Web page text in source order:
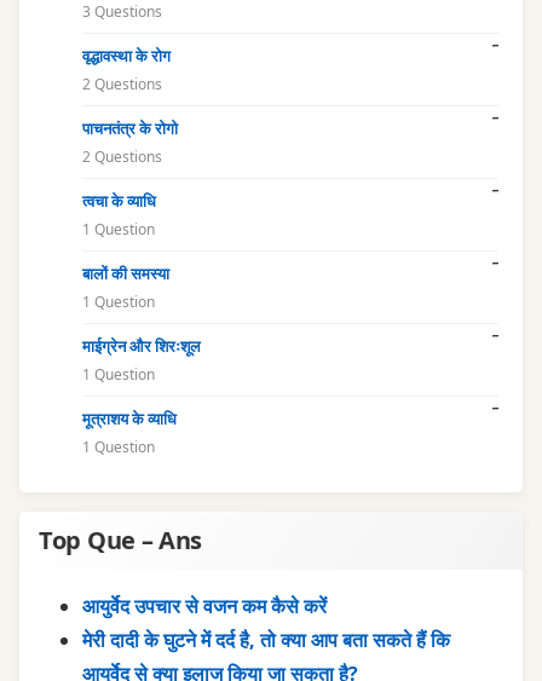
3 Questions
वृद्धावस्था के रोग
2 Questions
पाचनतंत्र के रोगो
2 Questions
त्वचा के व्याधि
1 Question
बालों की समस्या
1 Question
माईग्रेन और शिरःशूल
1 Question
मूत्राशय के व्याधि
1 Question
Top Que – Ans
आयुर्वेद उपचार से वजन कम कैसे करें
मेरी दादी के घुटने में दर्द है, तो क्या आप बता सकते हैं कि
आयुर्वेद से क्या इलाज किया जा सकता है?